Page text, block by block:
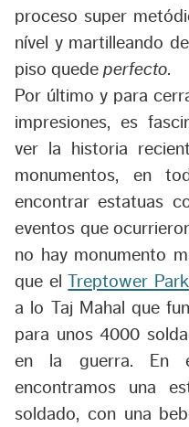
proceso super
nível y martilleando
piso quede perfecto.
Por último y para
impresiones, es
ver la historia
monumentos, en
encontrar estatuas
eventos que
no hay monumento
que elTreptower Park
a lo Taj Mahal que
para unos 4000
en la guerra. En
encontramos una
soldado, con una